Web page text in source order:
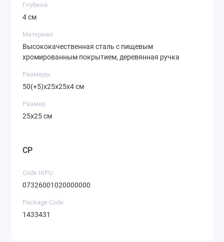
Глубина
4 см
Материал
Высококачественная сталь с пищевым
хромированным покрытием, деревянная ручка
Размеры
50(+5)x25x25x4 см
Размер
25x25 см
CP
Code IKPU
07326001020000000
Package Code
1433431